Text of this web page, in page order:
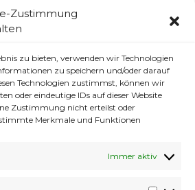
Zustimmung
zu bieten, verwenden wir Technologien
zu speichern und/oder darauf
Technologien zustimmst, können wir
oder eindeutige IDs auf dieser Website
Zustimmung nicht erteilst oder
Merkmale und Funktionen
Immer aktiv
Beach (Full Album with
stimme zu", um Youtube zu
aktivieren